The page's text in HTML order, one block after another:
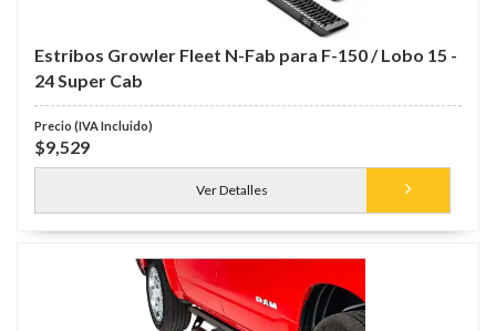
Estribos Growler Fleet N-Fab para F-150 / Lobo 15 -
24 Super Cab
$9,529
Ver Detalles